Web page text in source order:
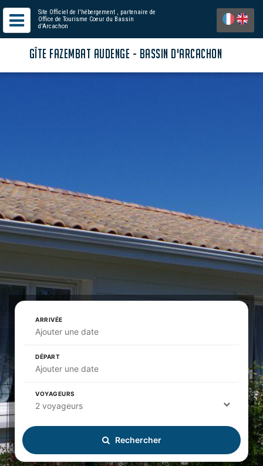
Site Officiel de l'hébergement , partenaire de
Office de Tourisme Coeur du Bassin
d'Arcachon
GÎTE FAZEMBAT AUDENGE - BASSIN D'ARCACHON
ARRIVÉE
Ajouter une date
DÉPART
Ajouter une date
VOYAGEURS
2 voyageurs
Rechercher